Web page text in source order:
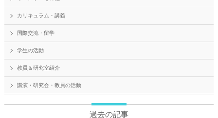
カリキュラム・講義
国際交流・留学
学生の活動
教員＆研究室紹介
講演・研究会・教員の活動
過去の記事